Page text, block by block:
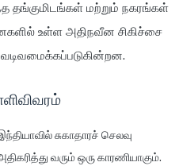
தங்குமிடங்கள் மற்றும் நகரங்கள்
உள்ள அதிநவீன சிகிச்சை
சுகாதாரச் செலவு
வரும் ஒரு காரணியாகும்.